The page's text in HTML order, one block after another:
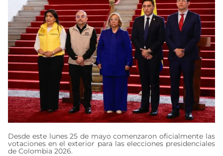
Desde este lunes 25 de mayo comenzaron oficialmente las
votaciones en el exterior para las elecciones presidenciales
de Colombia 2026.